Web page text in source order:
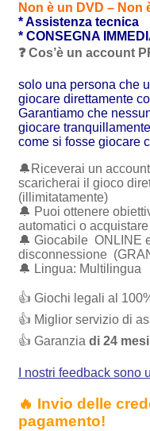
Non è un DVD – Non
* Assistenza tecnica
* CONSEGNA
❓ Cos’è un account
solo una persona che
giocare direttamente
Garantiamo che
giocare
come si fosse giocare
🔔Riceverai un
scaricherai il gioco
(illimitatamente)
🔔 Puoi ottenere
automatici o
🔔 Giocabile ONLINE
disconnessione
🔔 Lingua: Multilingua
👍 Giochi legali al
👍 Miglior servizio di
👍 Garanzia di 24 mesi
I nostri feedback sono
🔥 Invio delle
pagamento!